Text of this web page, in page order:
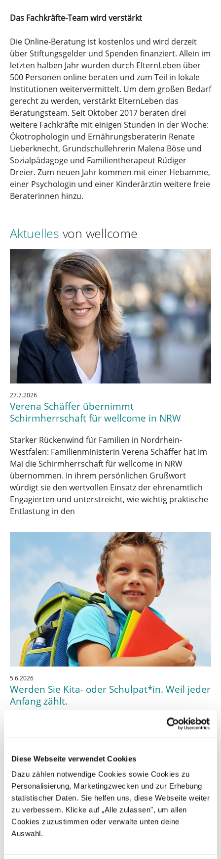
Diese Webseite verwendet Cookies
Dazu zählen notwendige Cookies sowie Cookies zu
Personalisierung, Marketingzwecken und zur Erhebung
statistischer Daten. Sie helfen uns, diese Webseite weiter
zu verbessern. Klicke auf „Alle zulassen", um allen
Cookies zuzustimmen oder verwalte unten deine
Auswahl.
Das Fachkräfte-Team wird verstärkt
Die Online-Beratung ist kostenlos und wird derzeit
über Stiftungsgelder und Spenden finanziert. Allein im
letzten halben Jahr wurden durch ElternLeben über
500 Personen online beraten und zum Teil in lokale
Institutionen weitervermittelt. Um dem großen Bedarf
gerecht zu werden, verstärkt ElternLeben das
Beratungsteam. Seit Oktober 2017 beraten drei
weitere Fachkräfte mit einigen Stunden in der Woche:
Ökotrophologin und Ernährungsberaterin Renate
Lieberknecht, Grundschullehrerin Malena Böse und
Sozialpädagoge und Familientherapeut Rüdiger
Dreier. Zum neuen Jahr kommen mit einer Hebamme,
einer Psychologin und einer Kinderärztin weitere freie
Beraterinnen hinzu.
Aktuelles von wellcome
27.7.2026
Verena Schäffer übernimmt
Schirmherrschaft für wellcome in NRW
Starker Rückenwind für Familien in Nordrhein-
Westfalen: Familienministerin Verena Schäffer hat im
Mai die Schirmherrschaft für wellcome in NRW
übernommen. In ihrem persönlichen Grußwort
würdigt sie den wertvollen Einsatz der ehrenamtlich
Engagierten und unterstreicht, wie wichtig praktische
Entlastung in den
5.6.2026
Werden Sie Kita- oder Schulpat*in. Weil jeder
Anfang zählt.
Der Start in Kita oder Schule ist ein besonderer
erste Schritte auf dem eigenen Weg. Doch für
Familien in finanziellen Notlagen wird genau dieser
Moment oft zur Herausforderung. Wenn das Geld im
Alltag kaum reicht, werden selbst ein
Kindergartenrucksack oder ein Sch